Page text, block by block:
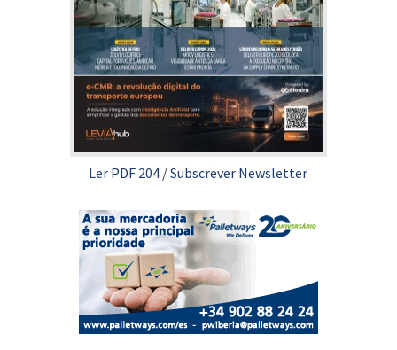
Ler PDF 204 /Subscrever Newsletter